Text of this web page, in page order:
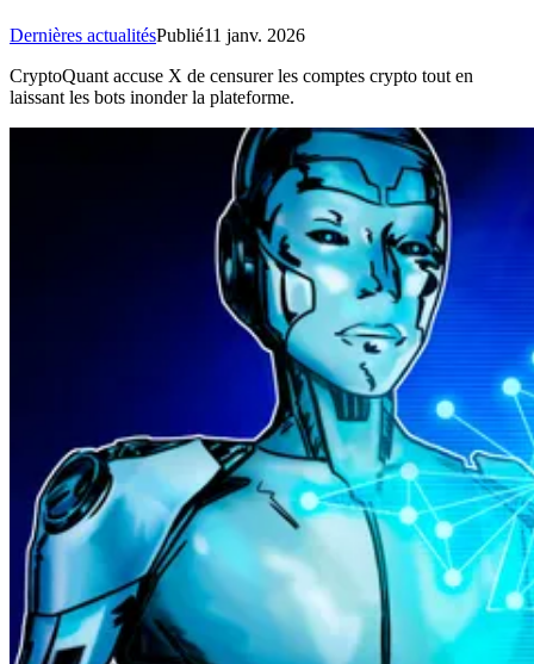
Dernières actualitésPublié11 janv. 2026
CryptoQuant accuse X de censurer les comptes crypto tout en
laissant les bots inonder la plateforme.